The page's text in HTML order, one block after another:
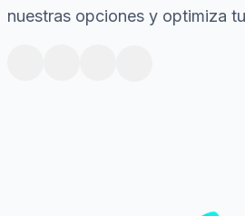
nuestras opciones y optimiza